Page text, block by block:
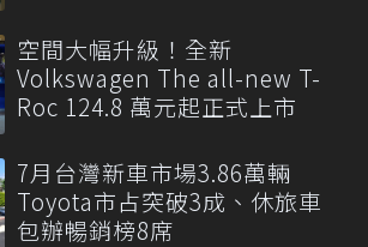
空間大幅升級！全新
Volkswagen The all-new T-
Roc 124.8 萬元起正式上市
7月台灣新車市場3.86萬輛
Toyota市占突破3成、休旅車
包辦暢銷榜8席